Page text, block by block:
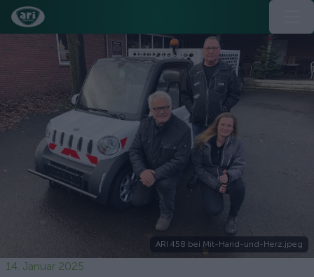
ARI 458 bei Mit-Hand-und-Herz.jpeg
14. Januar 2025